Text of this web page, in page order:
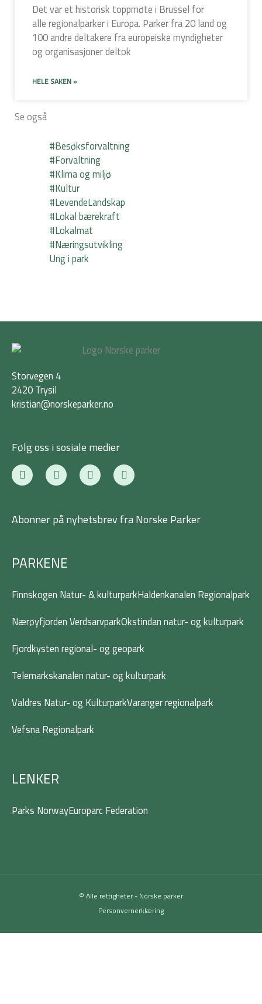
Det var et historisk toppmøte i Brussel for
alle regionalparker i Europa. Parker fra 20 land og
100 andre deltakere fra europeiske myndigheter
og organisasjoner deltok
HELE SAKEN »
Se også
#Besøksforvaltning
#Forvaltning
#Klima og miljø
#Kultur
#LevendeLandskap
#Lokal bærekraft
#Lokalmat
#Næringsutvikling
Ung i park
Storvegen 4
2420 Trysil
kristian@norskeparker.no
Følg oss i sosiale medier
F
a
c
o
-
f
T
w
i
e
I
n
s
a
g
L
i
n
e
d
Abonner på nyhetsbrev fra Norske Parker
PARKENE
Finnskogen Natur- & kulturparkHaldenkanalen Regionalpark
Nærøyfjorden VerdsarvparkOkstindan natur- og kulturpark
Fjordkysten regional- og geopark
Telemarkskanalen natur- og kulturpark
Valdres Natur- og KulturparkVaranger regionalpark
Vefsna Regionalpark
LENKER
Parks NorwayEuroparc Federation
© Alle rettigheter - Norske parker
Personvernerklæring